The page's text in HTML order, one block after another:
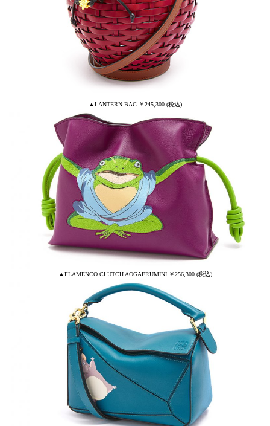
▲LANTERN BAG ￥245,300 (税込)
▲FLAMENCO CLUTCH AOGAERUMINI ￥256,300 (税込)